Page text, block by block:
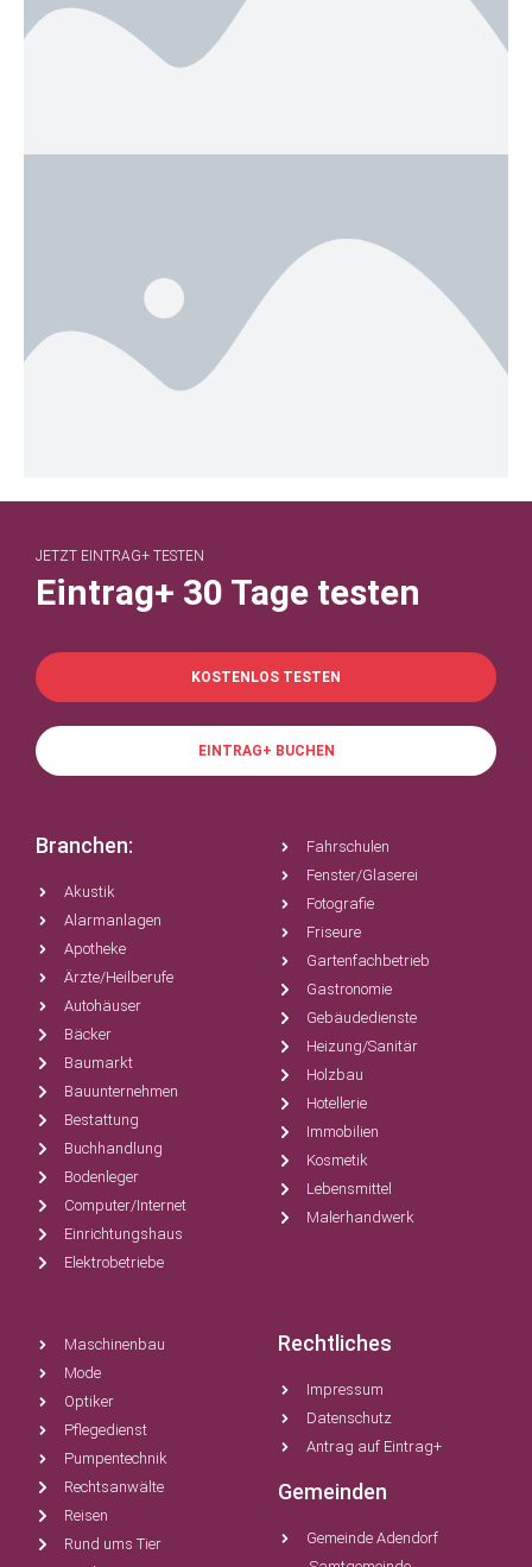
JETZT EINTRAG+ TESTEN
Eintrag+ 30 Tage testen
KOSTENLOS TESTEN
EINTRAG+ BUCHEN
Branchen:
Akustik
Alarmanlagen
Apotheke
Ärzte/Heilberufe
Autohäuser
Bäcker
Baumarkt
Bauunternehmen
Bestattung
Buchhandlung
Bodenleger
Computer/Internet
Einrichtungshaus
Elektrobetriebe
Fahrschulen
Fenster/Glaserei
Fotografie
Friseure
Gartenfachbetrieb
Gastronomie
Gebäudedienste
Heizung/Sanitär
Holzbau
Hotellerie
Immobilien
Kosmetik
Lebensmittel
Malerhandwerk
Maschinenbau
Mode
Optiker
Pflegedienst
Pumpentechnik
Rechtsanwälte
Reisen
Rund ums Tier
Rechtliches
Impressum
Datenschutz
Antrag auf Eintrag+
Gemeinden
Gemeinde Adendorf